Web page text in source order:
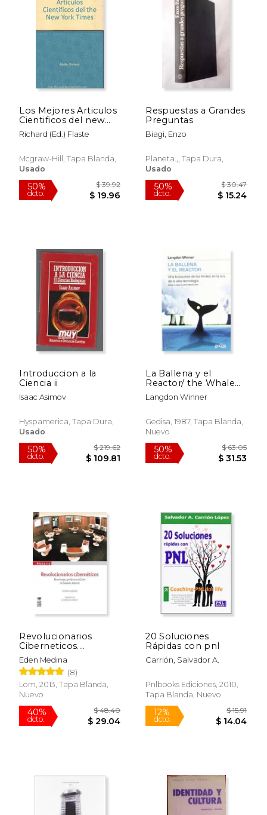
50%
dcto.
$ 71.26 40%
dcto.
50%
dcto.
$ 59.89
$ 29.94
50%
dcto.
$
$
Los Mejores Articulos
Cientificos del new
York Times
Richard (Ed.) Flaste
Mcgraw-Hill, Tapa Blanda,
Usado
Respuestas a Grandes
Preguntas
Biagi, Enzo
Planeta.,, Tapa Dura,
Usado
Introduccion a la
Ciencia ii
Isaac Asimov
Hyspamerica, Tapa Dura,
Usado
La Ballena y el
Reactor/ the Whale
and the Reactor: Una
Busqueda de los
Alta Tecnologia/ a
Search for Limits in
(Limites de la Ciencia)
(Spanish Edition)
Langdon Winner
Gedisa, 1987, Tapa Blanda,
Nuevo
Revolucionarios
Ciberneticos.
Tecnologia y Politica
en el Chile de sal
Eden Medina
(8)
Lom, 2013, Tapa Blanda,
Nuevo
20 Soluciones
Rápidas con pnl
Carrión, Salvador A.
Pnlbooks Ediciones, 2010,
Tapa Blanda, Nuevo